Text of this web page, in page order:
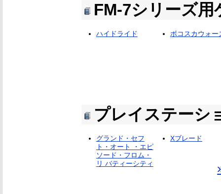
FM-7シリーズ
ハイドライド ボコスカウォー
プレイステーシ
グランド・セフ
ト・オート ・エピ
ソード・フロム・
リ バティーシティ
Xブレード